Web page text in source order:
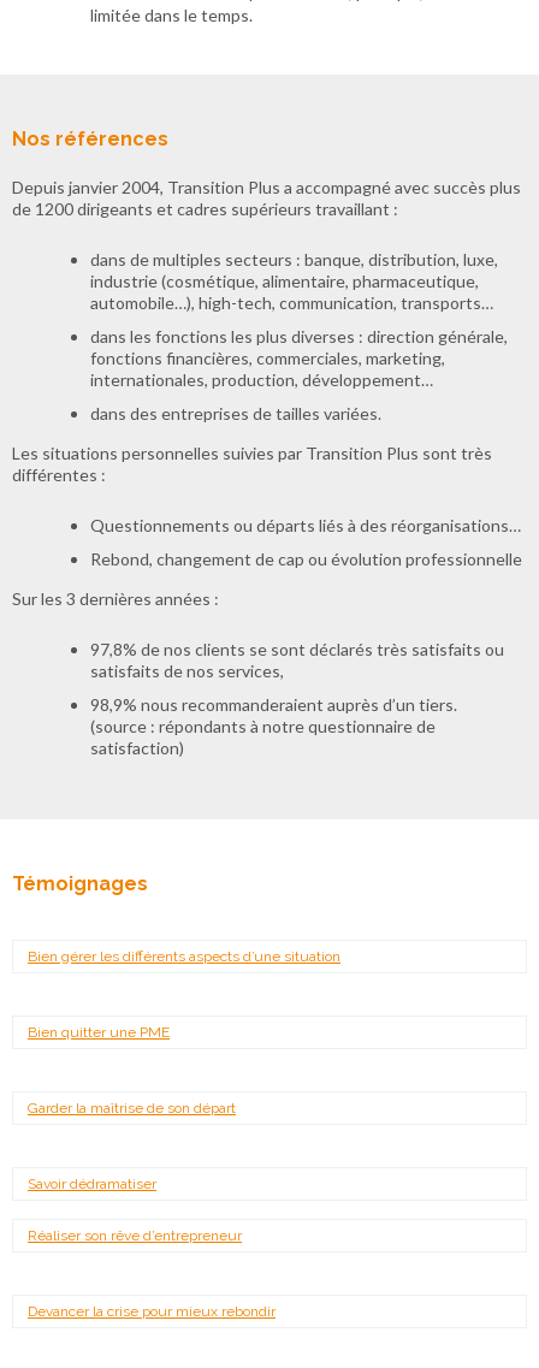
limitée dans le temps.
Nos références
Depuis janvier 2004, Transition Plus a accompagné avec succès plus
de 1200 dirigeants et cadres supérieurs travaillant :
dans de multiples secteurs : banque, distribution, luxe,
industrie (cosmétique, alimentaire, pharmaceutique,
automobile…), high-tech, communication, transports…
dans les fonctions les plus diverses : direction générale,
fonctions financières, commerciales, marketing,
internationales, production, développement…
dans des entreprises de tailles variées.
Les situations personnelles suivies par Transition Plus sont très
différentes :
Questionnements ou départs liés à des réorganisations…
Rebond, changement de cap ou évolution professionnelle
Sur les 3 dernières années :
97,8% de nos clients se sont déclarés très satisfaits ou
satisfaits de nos services,
98,9% nous recommanderaient auprès d’un tiers.
(source : répondants à notre questionnaire de
satisfaction)
Témoignages
Bien gérer les différents aspects d’une situation
Bien quitter une PME
Garder la maîtrise de son départ
Savoir dédramatiser
Réaliser son rêve d’entrepreneur
Devancer la crise pour mieux rebondir